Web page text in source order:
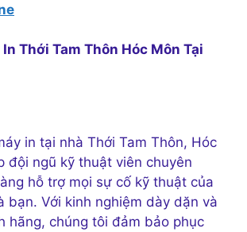
Thới Tam Thôn Hóc Môn Tại
in tại nhà Thới Tam Thôn, Hóc
đội ngũ kỹ thuật viên chuyên
hỗ trợ mọi sự cố kỹ thuật của
bạn. Với kinh nghiệm dày dặn và
hãng, chúng tôi đảm bảo phục